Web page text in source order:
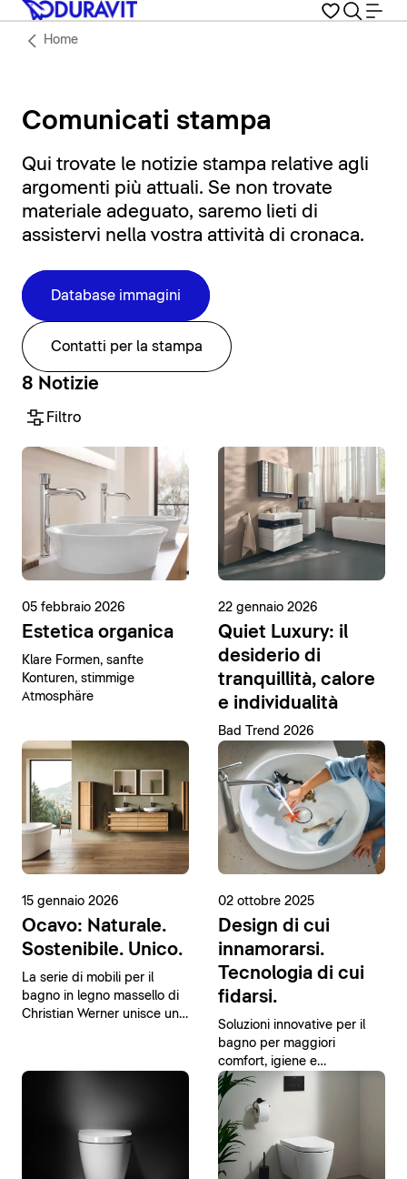
Home
Comunicati stampa
Qui trovate le notizie stampa relative agli
argomenti più attuali. Se non trovate
materiale adeguato, saremo lieti di
assistervi nella vostra attività di cronaca.
Database immagini
Contatti per la stampa
8 Notizie
Filtro
05 febbraio 2026
Estetica organica
Klare Formen, sanfte
Konturen, stimmige
Atmosphäre
22 gennaio 2026
Quiet Luxury: il
desiderio di
tranquillità, calore
e individualità
Bad Trend 2026
15 gennaio 2026
Ocavo: Naturale.
Sostenibile. Unico.
La serie di mobili per il
bagno in legno massello di
Christian Werner unisce un
02 ottobre 2025
Design di cui
innamorarsi.
Tecnologia di cui
fidarsi.
Soluzioni innovative per il
bagno per maggiori
comfort, igiene e
sostenibilità